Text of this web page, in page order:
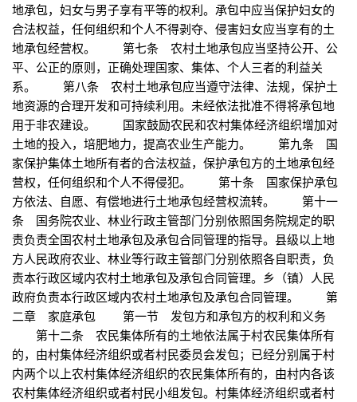
地承包，妇女与男子享有平等的权利。承包中应当保护妇女的
合法权益，任何组织和个人不得剥夺、侵害妇女应当享有的土
地承包经营权。 第七条 农村土地承包应当坚持公开、公
平、公正的原则，正确处理国家、集体、个人三者的利益关
系。 第八条 农村土地承包应当遵守法律、法规，保护土
地资源的合理开发和可持续利用。未经依法批准不得将承包地
用于非农建设。 国家鼓励农民和农村集体经济组织增加对
土地的投入，培肥地力，提高农业生产能力。 第九条 国
家保护集体土地所有者的合法权益，保护承包方的土地承包经
营权，任何组织和个人不得侵犯。 第十条 国家保护承包
方依法、自愿、有偿地进行土地承包经营权流转。 第十一
条 国务院农业、林业行政主管部门分别依照国务院规定的职
责负责全国农村土地承包及承包合同管理的指导。县级以上地
方人民政府农业、林业等行政主管部门分别依照各自职责，负
责本行政区域内农村土地承包及承包合同管理。乡（镇）人民
政府负责本行政区域内农村土地承包及承包合同管理。 第
二章 家庭承包 第一节 发包方和承包方的权利和义务
第十二条 农民集体所有的土地依法属于村农民集体所有
的，由村集体经济组织或者村民委员会发包；已经分别属于村
内两个以上农村集体经济组织的农民集体所有的，由村内各该
农村集体经济组织或者村民小组发包。村集体经济组织或者村